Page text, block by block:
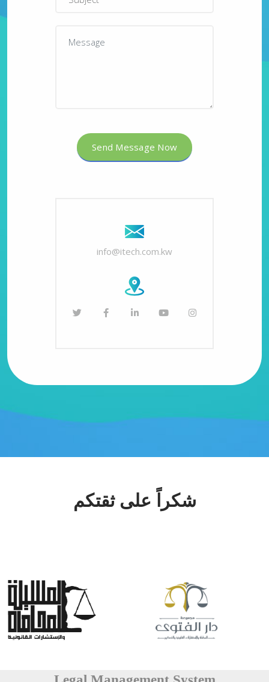
Send Message Now
info@itech.com.kw
شكراً على ثقتكم